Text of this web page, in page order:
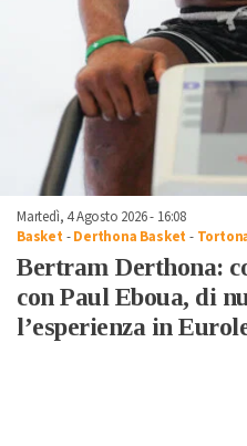
Martedì, 4 Agosto 2026 - 16:08
Basket -Derthona Basket -
Bertram Derthona:
con Paul Eboua, di
l’esperienza in